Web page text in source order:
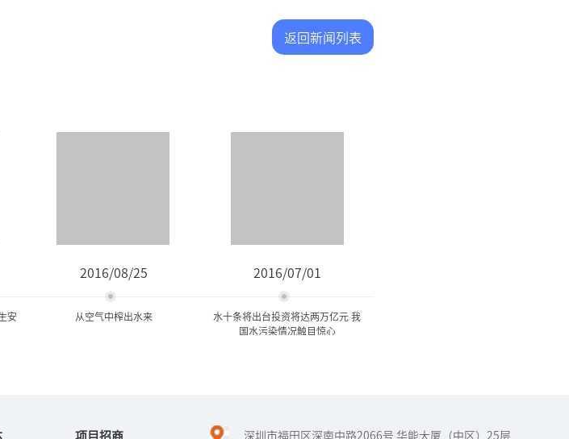
返回新闻列表
安
2016/08/25
从空气中榨出水来
2016/07/01
水十条将出台投资将达两万亿元 我
国水污染情况触目惊心
深圳市福田区深南中路2066号 华能大厦（中区）25层